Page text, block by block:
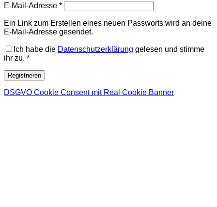
E-Mail-Adresse *Erforderlich
Ein Link zum Erstellen eines neuen Passworts wird an deine
E-Mail-Adresse gesendet.
Ich habe die Datenschutzerklärung gelesen und stimme
ihr zu. *
Registrieren
DSGVO Cookie Consent mit Real Cookie Banner